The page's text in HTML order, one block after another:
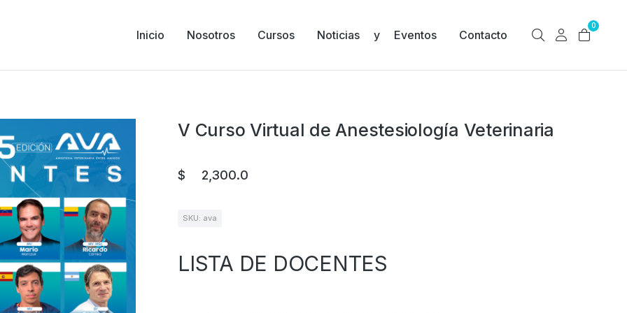
Inicio Nosotros Cursos Noticias y Eventos Contacto
0
V Curso Virtual de Anestesiología Veterinaria
$ 2,300.0
SKU: ava
LISTA DE DOCENTES